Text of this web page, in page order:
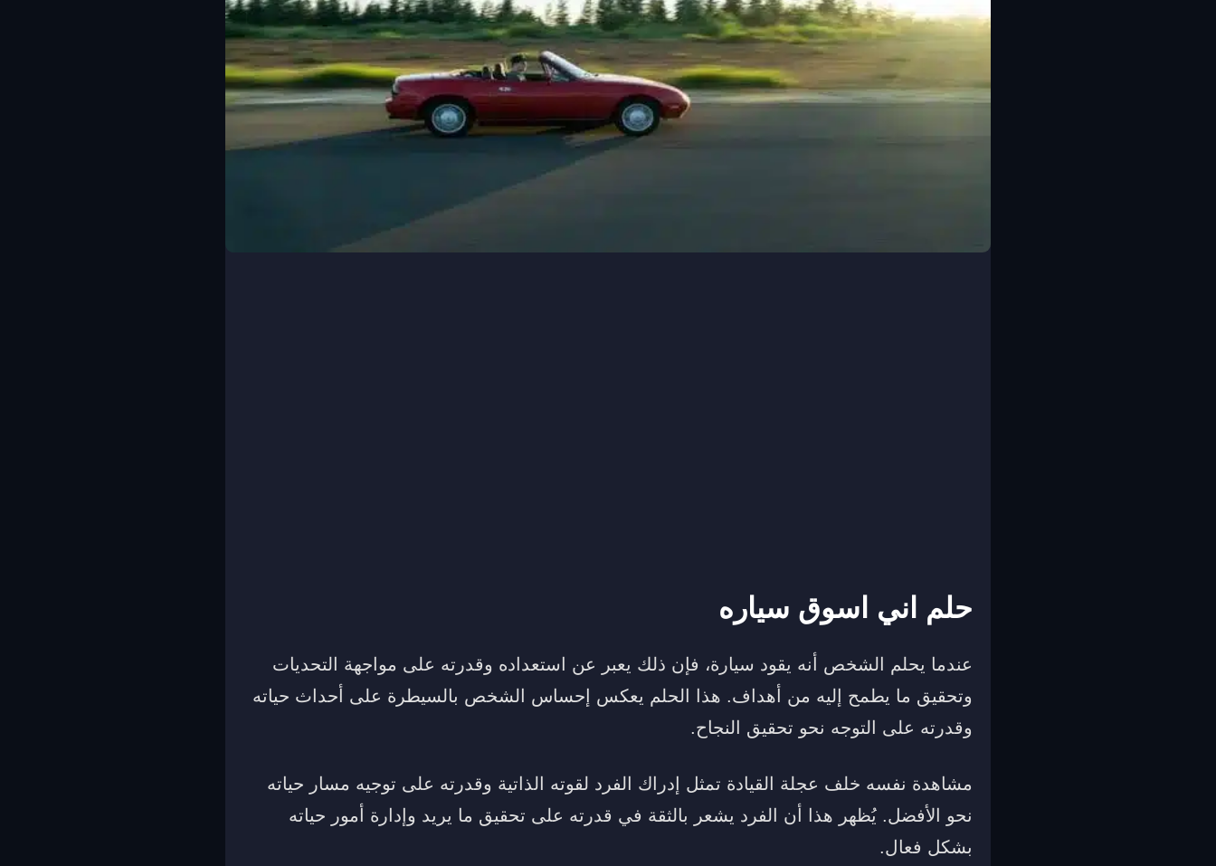
حلم اني اسوق سياره
عندما يحلم الشخص أنه يقود سيارة، فإن ذلك يعبر عن استعداده وقدرته على مواجهة التحديات
وتحقيق ما يطمح إليه من أهداف. هذا الحلم يعكس إحساس الشخص بالسيطرة على أحداث حياته
وقدرته على التوجه نحو تحقيق النجاح.
مشاهدة نفسه خلف عجلة القيادة تمثل إدراك الفرد لقوته الذاتية وقدرته على توجيه مسار حياته
نحو الأفضل. يُظهر هذا أن الفرد يشعر بالثقة في قدرته على تحقيق ما يريد وإدارة أمور حياته
بشكل فعال.